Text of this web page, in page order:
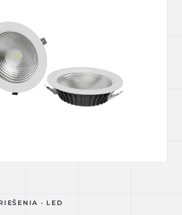
· LED